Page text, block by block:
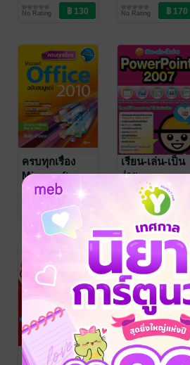
คอมพิวเตอร์
No Rating
คอมพิวเตอร์
No Rating
ครบทุกเรื่อง
Microsoft
Office 2010
ฉบับสมบูรณ์
ธัชชัย จำลอง
/ ซีเอ็ด
ยูเคชั่น
คอมพิวเตอร์
No Rating
เรียน-เล่น-เป็น
ง่าย
PowerPoint
2007
ธัชชัย จำลอง/ ซีเอ็ด
ยูเคชั่น
คอมพิวเตอร์
No Rating
ครบทุกเรื่อง :
เรียน-เล่น-เป็น